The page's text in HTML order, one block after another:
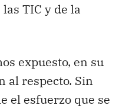
TIC y de la
expuesto, en su
al respecto. Sin
el esfuerzo que se